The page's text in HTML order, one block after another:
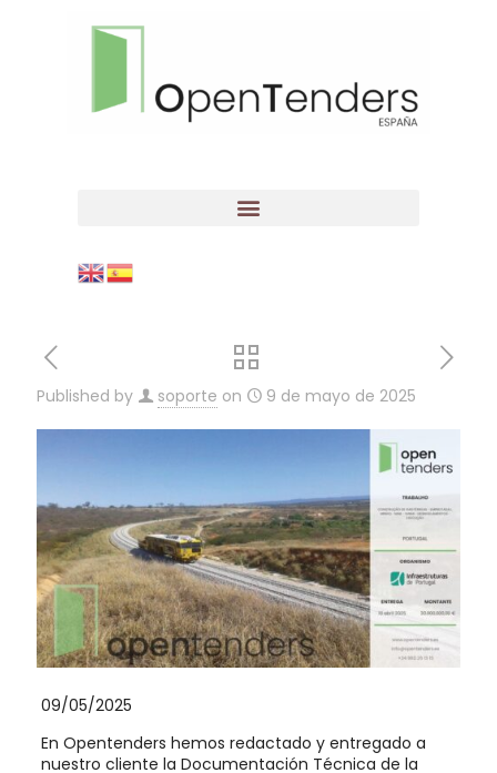
Published by soporte on 9 de mayo de 2025
09/05/2025
En Opentenders hemos redactado y entregado a
nuestro cliente la Documentación Técnica de la